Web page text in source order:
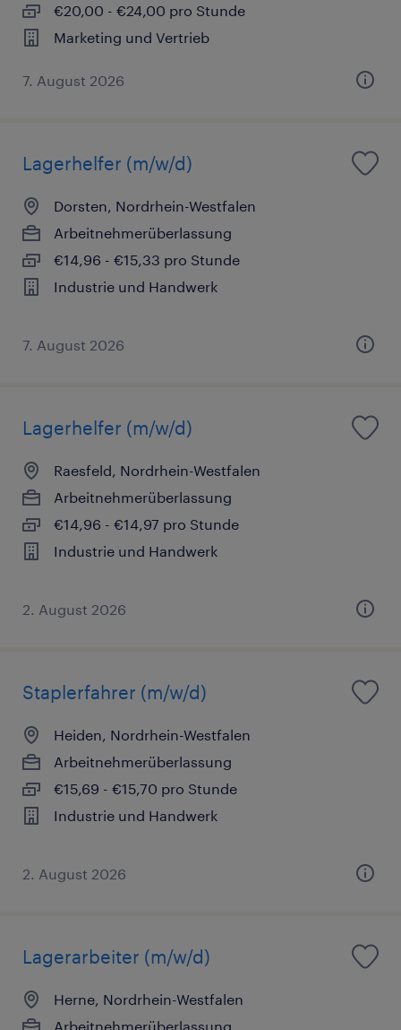
€20,00 - €24,00 pro Stunde
Marketing und Vertrieb
7. August 2026
Lagerhelfer (m/w/d)
Dorsten, Nordrhein-Westfalen
Arbeitnehmerüberlassung
€14,96 - €15,33 pro Stunde
Industrie und Handwerk
7. August 2026
Lagerhelfer (m/w/d)
Raesfeld, Nordrhein-Westfalen
Arbeitnehmerüberlassung
€14,96 - €14,97 pro Stunde
Industrie und Handwerk
2. August 2026
Staplerfahrer (m/w/d)
Heiden, Nordrhein-Westfalen
Arbeitnehmerüberlassung
€15,69 - €15,70 pro Stunde
Industrie und Handwerk
2. August 2026
Lagerarbeiter (m/w/d)
Herne, Nordrhein-Westfalen
Arbeitnehmerüberlassung